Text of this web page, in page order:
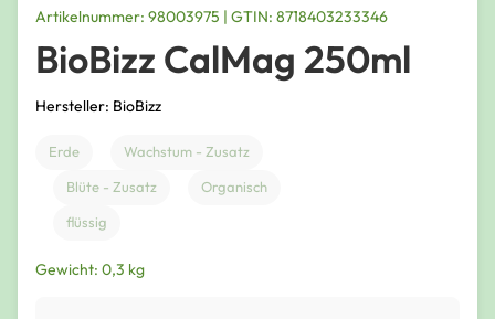
Artikelnummer: 98003975 | GTIN: 8718403233346
BioBizz CalMag 250ml
Hersteller: BioBizz
Erde
Wachstum - Zusatz
Blüte - Zusatz
Organisch
flüssig
Gewicht: 0,3 kg